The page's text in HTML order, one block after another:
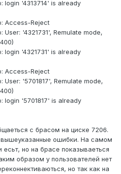
login '4313714' is already
Access-Reject
User: '4321731', Remulate mode,
login '4321731' is already
Access-Reject
User: '5701817', Remulate mode,
login '5701817' is already
с брасом на циске 7206.
вышеуказанные ошибки. На самом
но на брасе показываеться
образом у пользователей нет
но так как на